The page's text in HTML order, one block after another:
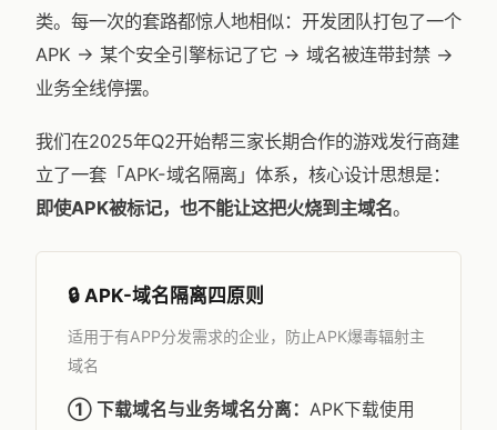
类。每一次的套路都惊人地相似：开发团队打包了一个
APK → 某个安全引擎标记了它 → 域名被连带封禁 →
业务全线停摆。
我们在2025年Q2开始帮三家长期合作的游戏发行商建
立了一套「APK-域名隔离」体系，核心设计思想是：
即使APK被标记，也不能让这把火烧到主域名。
🔒 APK-域名隔离四原则
适用于有APP分发需求的企业，防止APK爆毒辐射主
域名
① 下载域名与业务域名分离： APK下载使用